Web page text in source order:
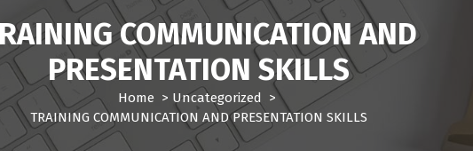
COMMUNICATION AND
PRESENTATION SKILLS
Home > Uncategorized >
TRAINING COMMUNICATION AND PRESENTATION SKILLS